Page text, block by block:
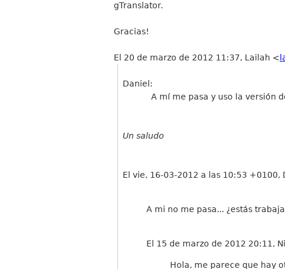
gTranslator.
Gracias!
El 20 de marzo de 2012 11:37, Lailah <
Daniel:
A mí me pasa y uso la versión de
Un saludo
El vie, 16-03-2012 a las 10:53 +0100,
A mi no me pasa... ¿estás
El 15 de marzo de 2012 20:11,
Hola, me parece que hay